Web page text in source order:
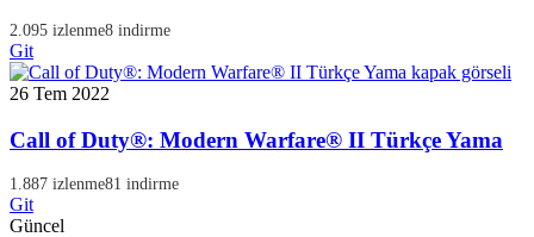
2.095 izlenme8 indirme
Git
26 Tem 2022
Call of Duty®: Modern Warfare® II Türkçe Yama
1.887 izlenme81 indirme
Git
Güncel